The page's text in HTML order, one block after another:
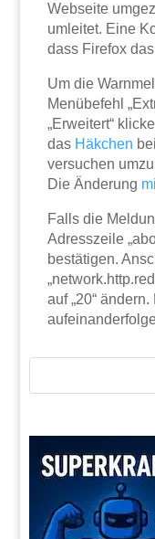
Webseite
umleitet. Eine
dass Firefox
Um die
Menübefehl
„Erweitert“
das Häkchen
versuchen
Die Änderung
Falls die
Adresszeile
bestätigen.
auf „20“